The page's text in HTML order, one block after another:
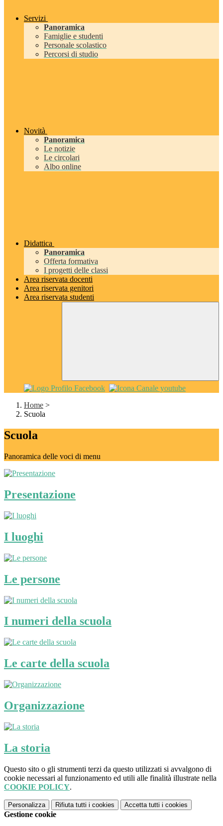
Servizi
Panoramica
Famiglie e studenti
Personale scolastico
Percorsi di studio
Novità
Panoramica
Le notizie
Le circolari
Albo online
Didattica
Panoramica
Offerta formativa
I progetti delle classi
Area riservata docenti
Area riservata genitori
Area riservata studenti
Home >
Scuola
Scuola
Panoramica delle voci di menu
Presentazione
I luoghi
Le persone
I numeri della scuola
Le carte della scuola
Organizzazione
La storia
Questo sito o gli strumenti terzi da questo utilizzati si avvalgono di
cookie necessari al funzionamento ed utili alle finalità illustrate nella
COOKIE POLICY.
Personalizza Rifiuta tutti i cookies Accetta tutti i cookies
Gestione cookie